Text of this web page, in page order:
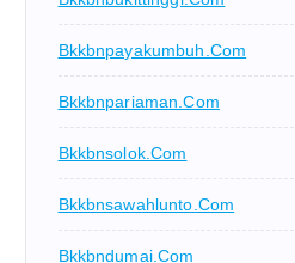
Bkkbnpayakumbuh.com
Bkkbnpariaman.com
Bkkbnsolok.com
Bkkbnsawahlunto.com
Bkkbndumai.com